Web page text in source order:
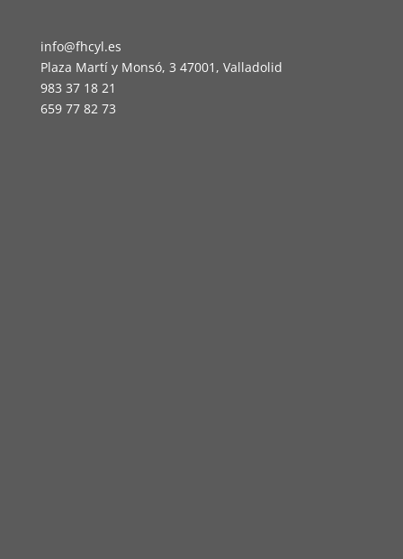
info@fhcyl.es
Plaza Martí y Monsó, 3 47001, Valladolid
983 37 18 21
659 77 82 73